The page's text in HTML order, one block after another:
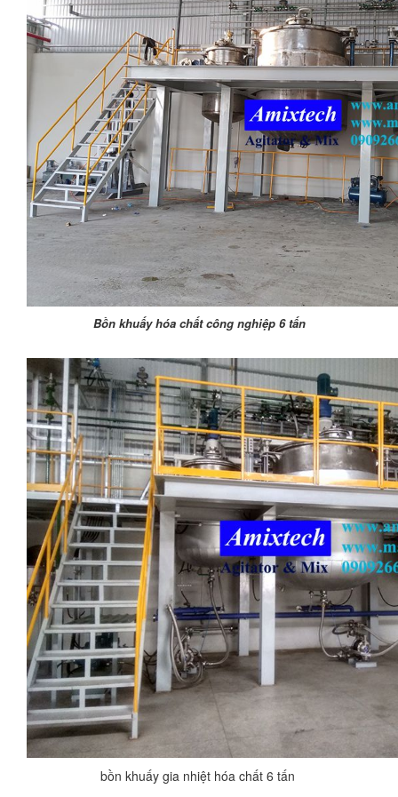
Bồn khuấy hóa chất công nghiệp 6 tấn
bồn khuấy gia nhiệt hóa chất 6 tấn